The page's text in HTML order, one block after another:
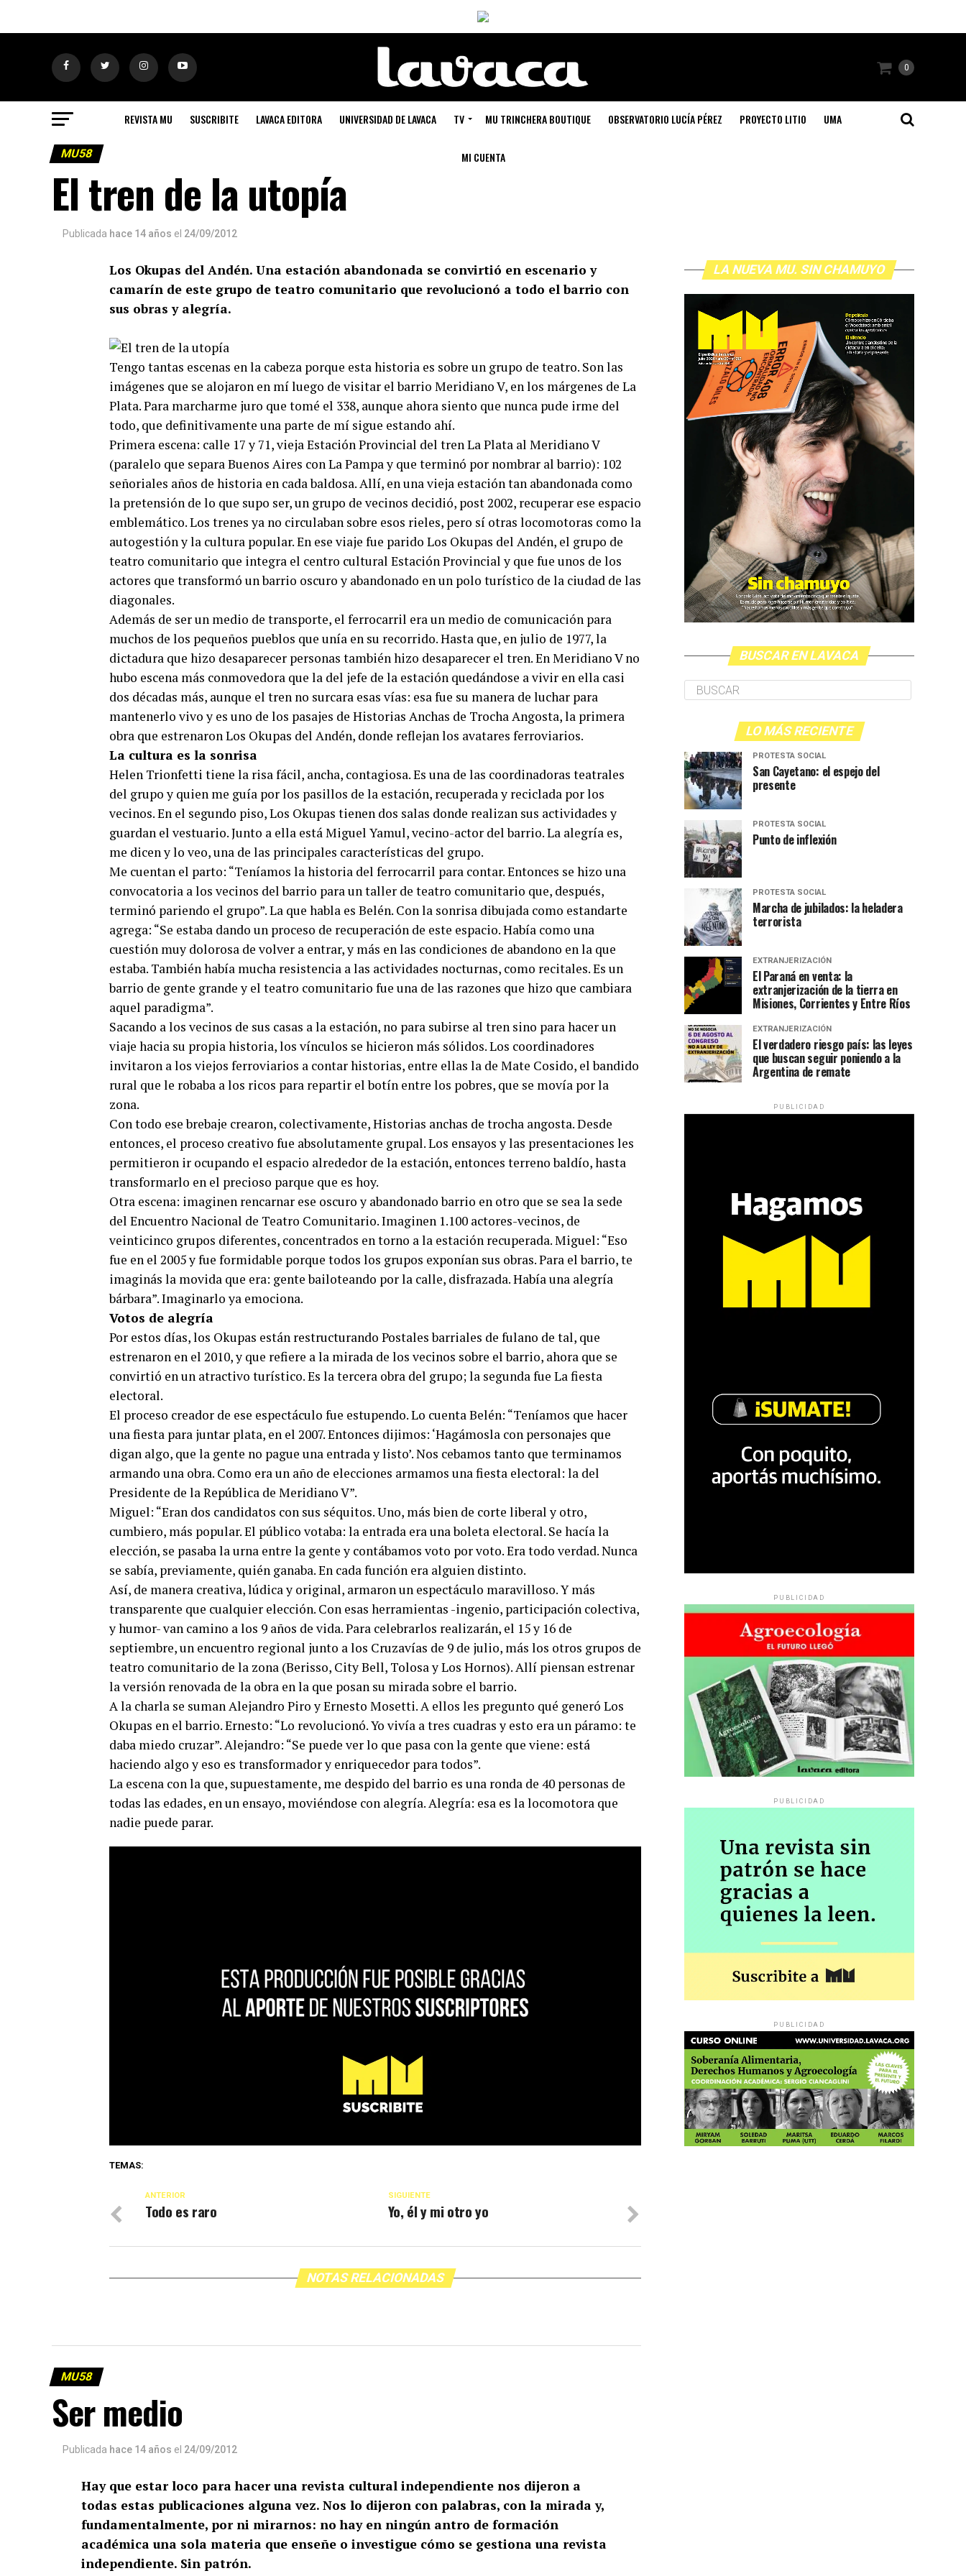
0
REVISTA MU SUSCRIBITE LAVACA EDITORA UNIVERSIDAD DE LAVACA TV MU TRINCHERA BOUTIQUE OBSERVATORIO LUCÍA PÉREZ PROYECTO LITIO UMA
MI CUENTA
MU58
El tren de la utopía
Publicada hace 14 años el 24/09/2012
Los Okupas del Andén. Una estación abandonada se convirtió en escenario y
camarín de este grupo de teatro comunitario que revolucionó a todo el barrio con
sus obras y alegría.
Tengo tantas escenas en la cabeza porque esta historia es sobre un grupo de teatro. Son las
imágenes que se alojaron en mí luego de visitar el barrio Meridiano V, en los márgenes de La
Plata. Para marcharme juro que tomé el 338, aunque ahora siento que nunca pude irme del
todo, que definitivamente una parte de mí sigue estando ahí.
Primera escena: calle 17 y 71, vieja Estación Provincial del tren La Plata al Meridiano V
(paralelo que separa Buenos Aires con La Pampa y que terminó por nombrar al barrio): 102
señoriales años de historia en cada baldosa. Allí, en una vieja estación tan abandonada como
la pretensión de lo que supo ser, un grupo de vecinos decidió, post 2002, recuperar ese espacio
emblemático. Los trenes ya no circulaban sobre esos rieles, pero sí otras locomotoras como la
autogestión y la cultura popular. En ese viaje fue parido Los Okupas del Andén, el grupo de
teatro comunitario que integra el centro cultural Estación Provincial y que fue unos de los
actores que transformó un barrio oscuro y abandonado en un polo turístico de la ciudad de las
diagonales.
Además de ser un medio de transporte, el ferrocarril era un medio de comunicación para
muchos de los pequeños pueblos que unía en su recorrido. Hasta que, en julio de 1977, la
dictadura que hizo desaparecer personas también hizo desaparecer el tren. En Meridiano V no
hubo escena más conmovedora que la del jefe de la estación quedándose a vivir en ella casi
dos décadas más, aunque el tren no surcara esas vías: esa fue su manera de luchar para
mantenerlo vivo y es uno de los pasajes de Historias Anchas de Trocha Angosta, la primera
obra que estrenaron Los Okupas del Andén, donde reflejan los avatares ferroviarios.
La cultura es la sonrisa
Helen Trionfetti tiene la risa fácil, ancha, contagiosa. Es una de las coordinadoras teatrales
del grupo y quien me guía por los pasillos de la estación, recuperada y reciclada por los
vecinos. En el segundo piso, Los Okupas tienen dos salas donde realizan sus actividades y
guardan el vestuario. Junto a ella está Miguel Yamul, vecino-actor del barrio. La alegría es,
me dicen y lo veo, una de las principales características del grupo.
Me cuentan el parto: “Teníamos la historia del ferrocarril para contar. Entonces se hizo una
convocatoria a los vecinos del barrio para un taller de teatro comunitario que, después,
terminó pariendo el grupo”. La que habla es Belén. Con la sonrisa dibujada como estandarte
agrega: “Se estaba dando un proceso de recuperación de este espacio. Había como una
cuestión muy dolorosa de volver a entrar, y más en las condiciones de abandono en la que
estaba. También había mucha resistencia a las actividades nocturnas, como recitales. Es un
barrio de gente grande y el teatro comunitario fue una de las razones que hizo que cambiara
aquel paradigma”.
Sacando a los vecinos de sus casas a la estación, no para subirse al tren sino para hacer un
viaje hacia su propia historia, los vínculos se hicieron más sólidos. Los coordinadores
invitaron a los viejos ferroviarios a contar historias, entre ellas la de Mate Cosido, el bandido
rural que le robaba a los ricos para repartir el botín entre los pobres, que se movía por la
zona.
Con todo ese brebaje crearon, colectivamente, Historias anchas de trocha angosta. Desde
entonces, el proceso creativo fue absolutamente grupal. Los ensayos y las presentaciones les
permitieron ir ocupando el espacio alrededor de la estación, entonces terreno baldío, hasta
transformarlo en el precioso parque que es hoy.
Otra escena: imaginen rencarnar ese oscuro y abandonado barrio en otro que se sea la sede
del Encuentro Nacional de Teatro Comunitario. Imaginen 1.100 actores-vecinos, de
veinticinco grupos diferentes, concentrados en torno a la estación recuperada. Miguel: “Eso
fue en el 2005 y fue formidable porque todos los grupos exponían sus obras. Para el barrio, te
imaginás la movida que era: gente bailoteando por la calle, disfrazada. Había una alegría
bárbara”. Imaginarlo ya emociona.
Votos de alegría
Por estos días, los Okupas están restructurando Postales barriales de fulano de tal, que
estrenaron en el 2010, y que refiere a la mirada de los vecinos sobre el barrio, ahora que se
convirtió en un atractivo turístico. Es la tercera obra del grupo; la segunda fue La fiesta
electoral.
El proceso creador de ese espectáculo fue estupendo. Lo cuenta Belén: “Teníamos que hacer
una fiesta para juntar plata, en el 2007. Entonces dijimos: ‘Hagámosla con personajes que
digan algo, que la gente no pague una entrada y listo’. Nos cebamos tanto que terminamos
armando una obra. Como era un año de elecciones armamos una fiesta electoral: la del
Presidente de la República de Meridiano V”.
Miguel: “Eran dos candidatos con sus séquitos. Uno, más bien de corte liberal y otro,
cumbiero, más popular. El público votaba: la entrada era una boleta electoral. Se hacía la
elección, se pasaba la urna entre la gente y contábamos voto por voto. Era todo verdad. Nunca
se sabía, previamente, quién ganaba. En cada función era alguien distinto.
Así, de manera creativa, lúdica y original, armaron un espectáculo maravilloso. Y más
transparente que cualquier elección. Con esas herramientas -ingenio, participación colectiva,
y humor- van camino a los 9 años de vida. Para celebrarlos realizarán, el 15 y 16 de
septiembre, un encuentro regional junto a los Cruzavías de 9 de julio, más los otros grupos de
teatro comunitario de la zona (Berisso, City Bell, Tolosa y Los Hornos). Allí piensan estrenar
la versión renovada de la obra en la que posan su mirada sobre el barrio.
A la charla se suman Alejandro Piro y Ernesto Mosetti. A ellos les pregunto qué generó Los
Okupas en el barrio. Ernesto: “Lo revolucionó. Yo vivía a tres cuadras y esto era un páramo: te
daba miedo cruzar”. Alejandro: “Se puede ver lo que pasa con la gente que viene: está
haciendo algo y eso es transformador y enriquecedor para todos”.
La escena con la que, supuestamente, me despido del barrio es una ronda de 40 personas de
todas las edades, en un ensayo, moviéndose con alegría. Alegría: esa es la locomotora que
nadie puede parar.
TEMAS:
SIGUIENTE
Yo, él y mi otro yo
ANTERIOR
Todo es raro
NOTAS RELACIONADAS
MU58
Ser medio
Publicada hace 14 años el 24/09/2012
Hay que estar loco para hacer una revista cultural independiente nos dijeron a
todas estas publicaciones alguna vez. Nos lo dijeron con palabras, con la mirada y,
fundamentalmente, por ni mirarnos: no hay en ningún antro de formación
académica una sola materia que enseñe o investigue cómo se gestiona una revista
independiente. Sin patrón.
LA NUEVA MU. SIN CHAMUYO
BUSCAR EN LAVACA
LO MÁS RECIENTE
PROTESTA SOCIAL
San Cayetano: el espejo del
presente
PROTESTA SOCIAL
Punto de inflexión
PROTESTA SOCIAL
Marcha de jubilados: la heladera
terrorista
EXTRANJERIZACIÓN
El Paraná en venta: la
extranjerización de la tierra en
Misiones, Corrientes y Entre Ríos
EXTRANJERIZACIÓN
El verdadero riesgo país: las leyes
que buscan seguir poniendo a la
Argentina de remate
PUBLICIDAD
PUBLICIDAD
PUBLICIDAD
PUBLICIDAD